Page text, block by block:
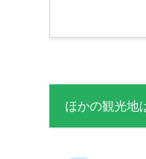
ほかの観光地